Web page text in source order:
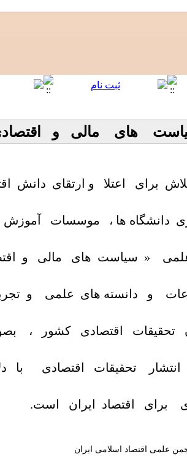
های مالی و
برای اعتلا و ارتقای دانش
ها ، موسسات آموزش
« سیاست های مالی و
و دانسته های علمی و
تحقیقات اقتصادی کشور ،
تحقیقات اقتصادی با
برای اقتصاد ایران است.
علمی اقتصاد اسلامی ایران